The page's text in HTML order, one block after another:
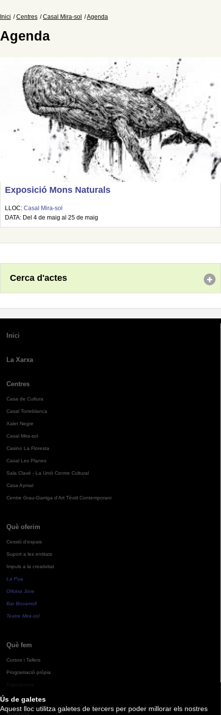
Ús de galetes
Aquest lloc utilitza galetes de tercers per poder millorar els nostres
Inici Centres Casal Mira-sol Agenda
Agenda
Exposició Mons Naturals
LLOC: Casal Mira-sol
DATA: Del 4 de maig al 25 de maig
Cerca d'actes
Inici
La Xarxa
Centres
Casa de Cultura
Casal Torreblanca
Xalet Negre
Casal Mira-sol
Casino La Floresta
Casal Les Planes
Sala Clavé - La Unió Centre Cultural
Casa Aymat
Centre Grau-Garriga d'Art Tèxtil Contemporani
Què oferim
Cessió d'espais
Suport a les entitats
Impuls a la creativitat
La Pua
Oficina Jove
Bar Bocamoll
Teatre Mira-sol
Què fem
Cursos i Tallers
Programació pròpia